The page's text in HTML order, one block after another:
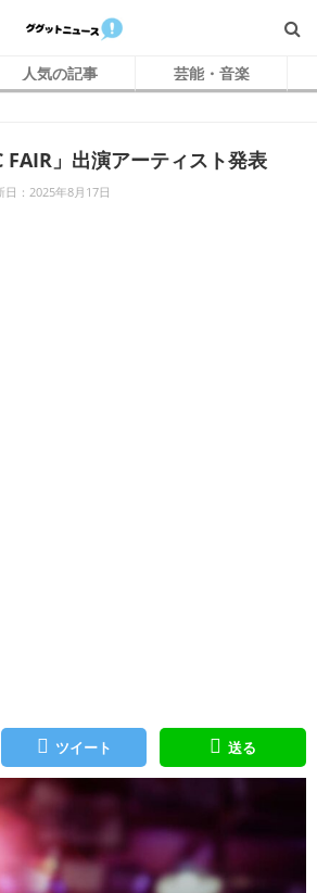
人気の記事 芸能・音楽
」出演アーティスト発表
日：2025年8月17日
ツイート 送る